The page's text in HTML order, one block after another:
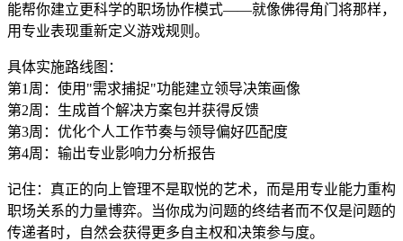
能帮你建立更科学的职场协作模式——就像佛得角门将那样，
用专业表现重新定义游戏规则。
具体实施路线图：
第1周：使用"需求捕捉"功能建立领导决策画像
第2周：生成首个解决方案包并获得反馈
第3周：优化个人工作节奏与领导偏好匹配度
第4周：输出专业影响力分析报告
记住：真正的向上管理不是取悦的艺术，而是用专业能力重构
职场关系的力量博弈。当你成为问题的终结者而不仅是问题的
传递者时，自然会获得更多自主权和决策参与度。